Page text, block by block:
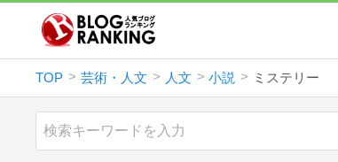
TOP 芸術・人文 人文 小説 ミステリー